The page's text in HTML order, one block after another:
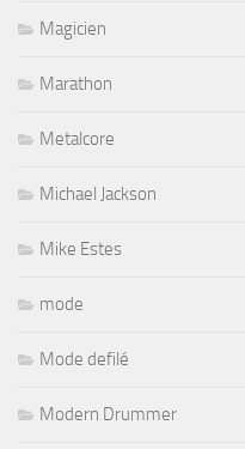
Magicien
Marathon
Metalcore
Michael Jackson
Mike Estes
mode
Mode defilé
Modern Drummer